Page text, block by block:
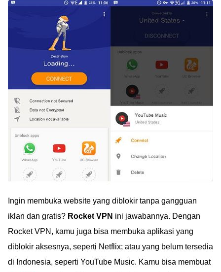
Ingin membuka website yang diblokir tanpa gangguan
iklan dan gratis? Rocket VPN ini jawabannya. Dengan
Rocket VPN, kamu juga bisa membuka aplikasi yang
diblokir aksesnya, seperti Netflix; atau yang belum tersedia
di Indonesia, seperti YouTube Music. Kamu bisa membuat